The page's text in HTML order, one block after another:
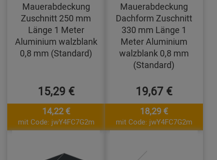
Mauerabdeckung
Zuschnitt 250 mm
Länge 1 Meter
Aluminium walzblank
0,8 mm (Standard)
15,29 €
14,22 €
mit Code: jwY4FC7G2m
Mauerabdeckung
Dachform Zuschnitt
330 mm Länge 1
Meter Aluminium
walzblank 0,8 mm
(Standard)
19,67 €
18,29 €
mit Code: jwY4FC7G2m